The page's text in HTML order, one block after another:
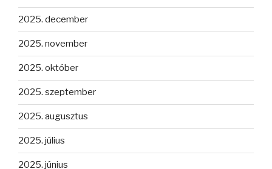
2025. december
2025. november
2025. október
2025. szeptember
2025. augusztus
2025. július
2025. június